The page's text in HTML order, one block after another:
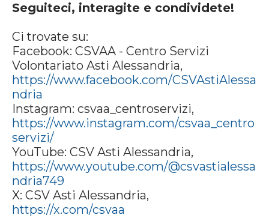
Seguiteci, interagite e condividete!
Ci trovate su:
Facebook: CSVAA - Centro Servizi
Volontariato Asti Alessandria,
https://www.facebook.com/CSVAstiAlessa
ndria
Instagram: csvaa_centroservizi,
https://www.instagram.com/csvaa_centro
servizi/
YouTube: CSV Asti Alessandria,
https://www.youtube.com/@csvastialessa
ndria749
X: CSV Asti Alessandria,
https://x.com/csvaa